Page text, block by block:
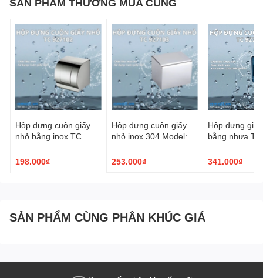
Hộp đựng cuộn giấy
nhỏ bằng inox TC
198.000₫
Hộp đựng cuộn giấy
nhỏ inox 304 Model:
253.000₫
Hộp đựng
bằng nhựa
341.000₫
SẢN PHẨM CÙNG PHÂN KHÚC GIÁ